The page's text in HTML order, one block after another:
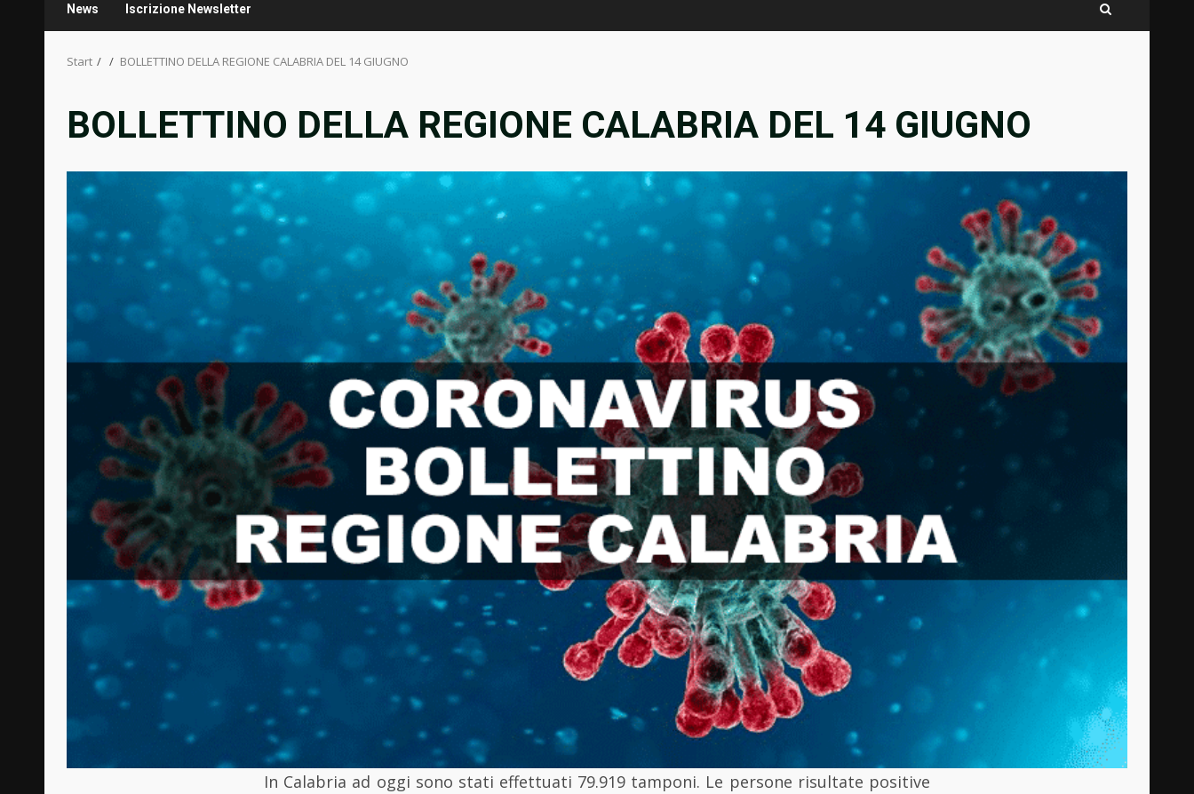
News Iscrizione Newsletter
Start BOLLETTINO DELLA REGIONE CALABRIA DEL 14 GIUGNO
BOLLETTINO DELLA REGIONE CALABRIA DEL 14 GIUGNO
In Calabria ad oggi sono stati effettuati 79.919 tamponi. Le persone risultate positive